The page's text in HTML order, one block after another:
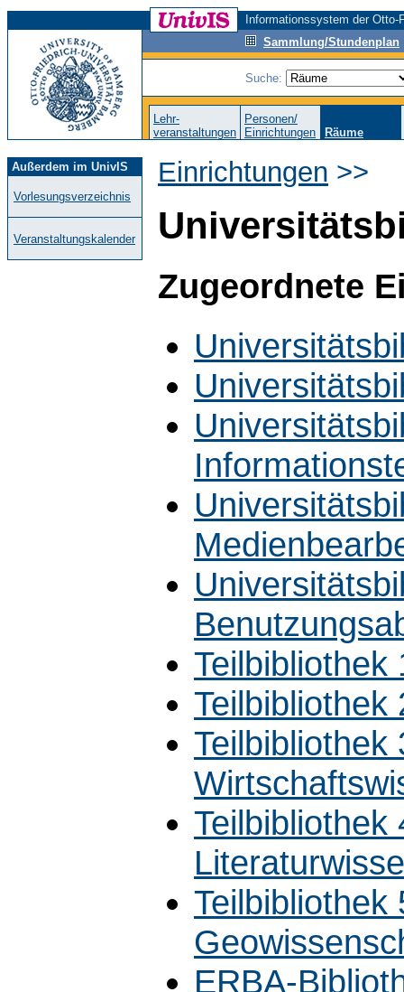
Informationssystem der
Sammlung/Stundenplan
Suche:
Lehr-
veranstaltungen
Personen/
Einrichtungen
Räume
Außerdem im UnivIS
Vorlesungsverzeichnis
Veranstaltungskalender
Einrichtungen >>
Zugeordnete
Teilbibliothek
Teilbibliothek
Teilbibliothek
Teilbibliothek
Teilbibliothek
ERBA-